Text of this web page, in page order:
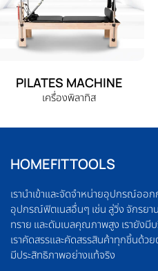
PILATES MACHINE
เครื่องพิลาทิส
HOMEFITTOOLS
เรานำเข้าและจัดจำหน่ายอุปกรณ์ออ
อุปกรณ์ฟิตเนสอื่นๆ เช่น ลู่วิ่ง จักรยา
ทราย และดัมเบลคุณภาพสูง เรายังมี
เราคัดสรรและคัดสรรสินค้าทุกชิ้นด้ว
มีประสิทธิภาพอย่างแท้จริง